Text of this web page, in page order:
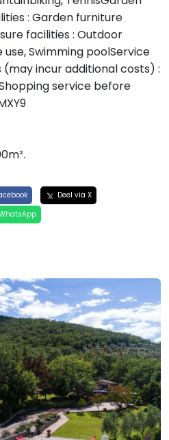
: Garden furniture
facilities : Outdoor
Swimming poolService
incur additional costs) :
service before
Deel via X